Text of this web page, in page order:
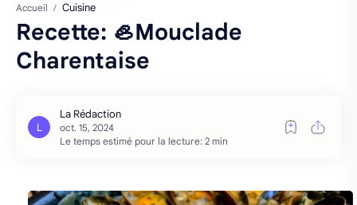
Accueil Cuisine
Recette: 🦪Mouclade
Charentaise
Le temps estimé pour la lecture: 2 min